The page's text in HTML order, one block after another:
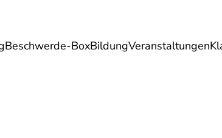
Beschwerde-BoxBildungVeranstaltungen
Gesundheit Energie